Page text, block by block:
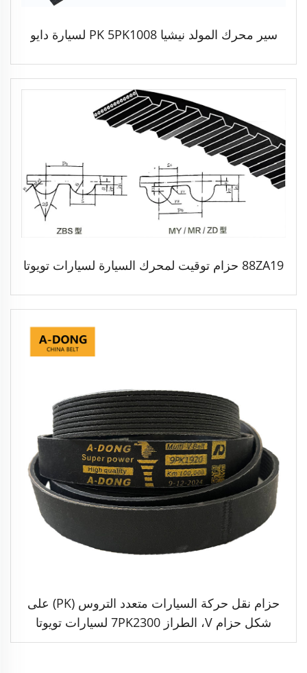
سير محرك المولد نيشيا PK 5PK1008 لسيارة دايو
88ZA19 حزام توقيت لمحرك السيارة لسيارات تويوتا
حزام نقل حركة السيارات متعدد التروس (PK) على
شكل حزام V، الطراز 7PK2300 لسيارات تويوتا